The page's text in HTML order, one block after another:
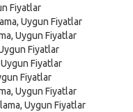
Fiyatlar
Uygun Fiyatlar
Uygun Fiyatlar
Fiyatlar
Uygun Fiyatlar
Fiyatlar
Uygun Fiyatlar
Uygun Fiyatlar